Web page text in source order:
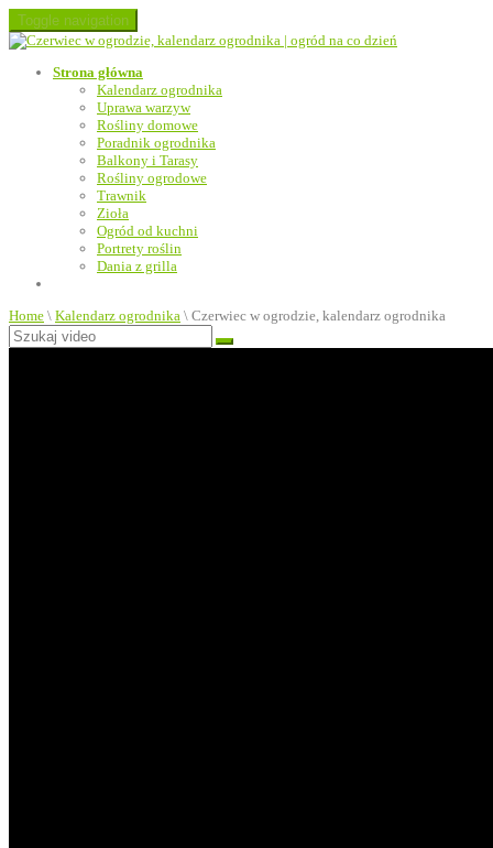
Toggle navigation
Strona główna
Kalendarz ogrodnika
Uprawa warzyw
Rośliny domowe
Poradnik ogrodnika
Balkony i Tarasy
Rośliny ogrodowe
Trawnik
Zioła
Ogród od kuchni
Portrety roślin
Dania z grilla
Home \ Kalendarz ogrodnika \ Czerwiec w ogrodzie, kalendarz ogrodnika